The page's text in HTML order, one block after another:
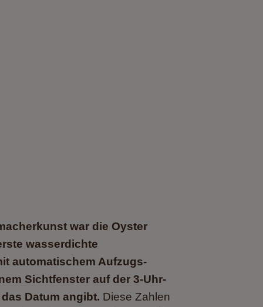
war die Oyster
wasserdichte
automatischem Aufzugs­
Sichtfenster auf der 3‑Uhr-
Datum angibt. Diese Zahlen